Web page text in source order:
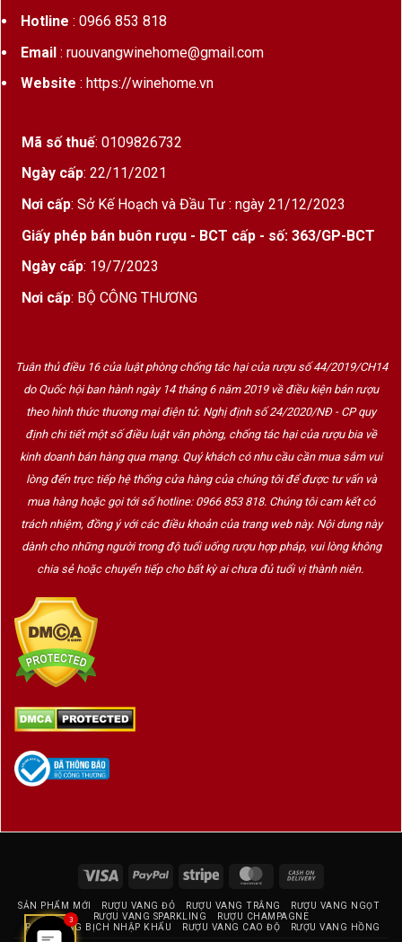
Hotline : 0966 853 818
Email: ruouvangwinehome@gmail.com
Website : https://winehome.vn
Mã số thuế: 0109826732
Ngày cấp: 22/11/2021
Nơi cấp: Sở Kế Hoạch và Đầu Tư : ngày 21/12/2023
Giấy phép bán buôn rượu - BCT cấp - số: 363/GP-BCT
Ngày cấp: 19/7/2023
Nơi cấp: BỘ CÔNG THƯƠNG
Tuân thủ điều 16 của luật phòng chống tác hại của rượu số 44/2019/CH14
do Quốc hội ban hành ngày 14 tháng 6 năm 2019 về điều kiện bán rượu
theo hình thức thương mại điện tử. Nghị định số 24/2020/NĐ - CP quy
định chi tiết một số điều luật văn phòng, chống tác hại của rượu bia về
kinh doanh bán hàng qua mạng. Quý khách có nhu cầu cần mua sắm vui
lòng đến trực tiếp hệ thống cửa hàng của chúng tôi để được tư vấn và
mua hàng hoặc gọi tới số hotline: 0966 853 818. Chúng tôi cam kết có
trách nhiệm, đồng ý với các điều khoản của trang web này. Nội dung này
dành cho những người trong độ tuổi uống rượu hợp pháp, vui lòng không
chia sẻ hoặc chuyển tiếp cho bất kỳ ai chưa đủ tuổi vị thành niên.
Visa PayPal Stripe MasterCard
Delivery
SẢN PHẨM MỚI RƯỢU VANG ĐỎ RƯỢU VANG TRẮNG
RƯỢU VANG NGỌT
RƯỢU VANG SPARKLING
RƯỢU CHAMPAGNE
RƯỢU VANG BỊCH NHẬP KHẨU
RƯỢU VANG CAO ĐỘ RƯỢU VANG HỒNG
3